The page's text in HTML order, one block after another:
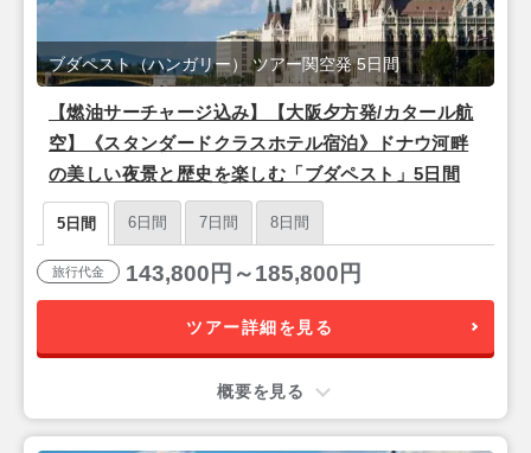
【燃油サーチャージ込み】【大阪夕方発/カタール航
空】《スタンダードクラスホテル宿泊》ドナウ河畔
の美しい夜景と歴史を楽しむ「ブダペスト」5日間
ブダペスト（ハンガリー） ツアー関空発 5日間
5日間 6日間 7日間 8日間
旅行代金 143,800円～185,800円
ツアー詳細を見る
概要を見る